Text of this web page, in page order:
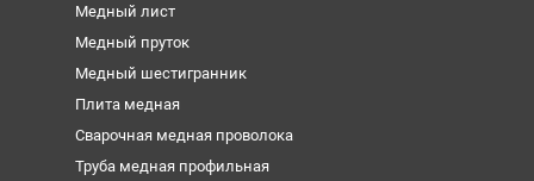
Медный лист
Медный пруток
Медный шестигранник
Плита медная
Сварочная медная проволока
Труба медная профильная